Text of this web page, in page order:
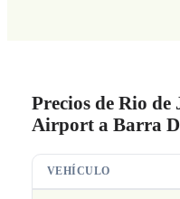
Precios de Rio
Airport a Barra
VEHÍCULO